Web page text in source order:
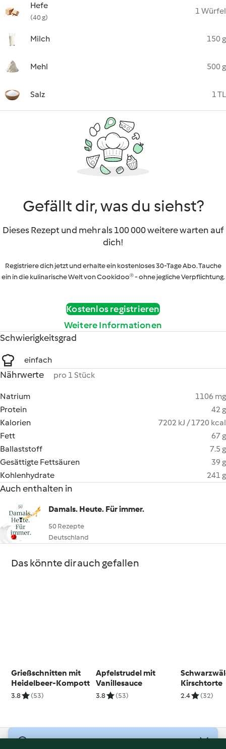
Hefe
(40 g)
1 Würfel
Milch 150 g
Mehl 500 g
Salz 1 TL
Gefällt dir, was du siehst?
Dieses Rezept und mehr als 100 000 weitere warten auf
dich!
Registriere dich jetzt und erhalte ein kostenloses 30-Tage Abo. Tauche
ein in die kulinarische Welt von Cookidoo® - ohne jegliche Verpflichtung.
Kostenlos registrieren
Weitere Informationen
Schwierigkeitsgrad
einfach
Nährwerte pro 1 Stück
Natrium
1106 mg
Protein
42 g
Kalorien
7202 kJ / 1720 kcal
Fett
67 g
Ballaststoff
7.5 g
Gesättigte Fettsäuren
39 g
Kohlenhydrate
241 g
Auch enthalten in
Damals. Heute. Für immer.
50 Rezepte
Deutschland
Das könnte dir auch gefallen
Grießschnitten mit
Heidelbeer-Kompott
3.8 (53)
Apfelstrudel mit
Vanillesauce
3.8 (53)
Kirschtorte
2.4 (32)